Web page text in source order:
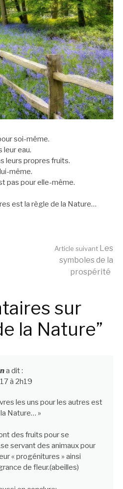
soi-même.
leur eau.
leurs propres fruits.
même.
pas pour elle-même.
est la règle de la Nature…
Article suivant Les
symboles de la
prospérité
sur
la Nature”
a dit :
à 2h19
les uns pour les autres est
Nature… »
des fruits pour se
servant des animaux pour
« progénitures » ainsi
de fleur.(abeilles)